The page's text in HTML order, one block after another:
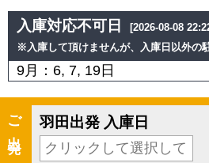
入庫対応不可日
[2026-08-08
※入庫して頂けませんが、入庫日以外の
9月：6, 7, 19日
ご出発 羽田出発 入庫日